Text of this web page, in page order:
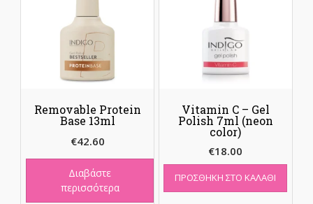
Removable Protein
Base 13ml
€42.60
Διαβάστε
περισσότερα
Vitamin C – Gel
Polish 7ml (neon
color)
€18.00
ΠΡΟΣΘΉΚΗ ΣΤΟ ΚΑΛΆΘΙ